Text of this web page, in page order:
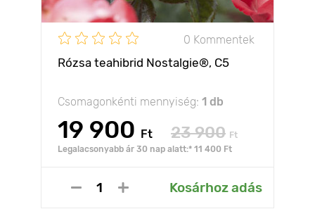
0 Kommentek
Rózsa teahibrid Nostalgie®, C5
Csomagonkénti mennyiség: 1 db
19 900 Ft 23 900 Ft
Legalacsonyabb ár 30 nap alatt:* 11 400 Ft
Kosárhoz adás